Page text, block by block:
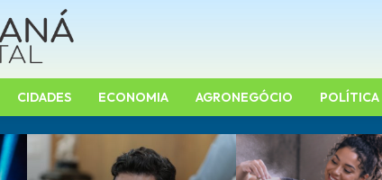
CIDADES ECONOMIA AGRONEGÓCIO POLÍTICA